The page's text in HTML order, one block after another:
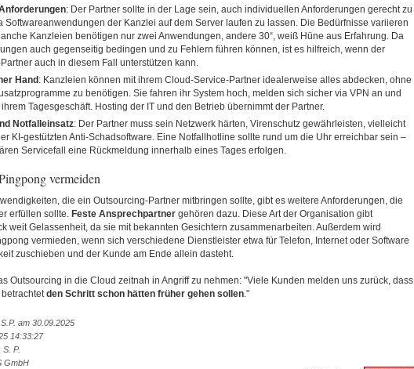
: Der Partner sollte in der Lage sein, auch individuellen Anforderungen gerecht zu
Softwareanwendungen der Kanzlei auf dem Server laufen zu lassen. Die Bedürfnisse variieren
Kanzleien benötigen nur zwei Anwendungen, andere 30“, weiß Hüne aus Erfahrung. Da
auch gegenseitig bedingen und zu Fehlern führen können, ist es hilfreich, wenn der
auch in diesem Fall unterstützen kann.
Hand : Kanzleien können mit ihrem Cloud-Service-Partner idealerweise alles abdecken, ohne
zu benötigen. Sie fahren ihr System hoch, melden sich sicher via VPN an und
Tagesgeschäft. Hosting der IT und den Betrieb übernimmt der Partner.
Notfalleinsatz: Der Partner muss sein Netzwerk härten, Virenschutz gewährleisten, vielleicht
KI-gestützten Anti-Schadsoftware. Eine Notfallhotline sollte rund um die Uhr erreichbar sein –
Servicefall eine Rückmeldung innerhalb eines Tages erfolgen.
vermeiden
die ein Outsourcing-Partner mitbringen sollte, gibt es weitere Anforderungen, die
erfüllen sollte. Feste Ansprechpartnergehören dazu. Diese Art der Organisation gibt
weit Gelassenheit, da sie mit bekannten Gesichtern zusammenarbeiten. Außerdem wird
vermieden, wenn sich verschiedene Dienstleister etwa für Telefon, Internet oder Software
zuschieben und der Kunde am Ende allein dasteht.
Outsourcing in die Cloud zeitnah in Angriff zu nehmen: "Viele Kunden melden uns zurück, dass
den Schritt schon hätten früher gehen sollen."
am 30.09.2025
14:33:27
P.
GmbH